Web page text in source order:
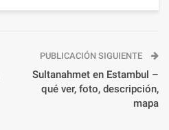
PUBLICACIÓN SIGUIENTE
Sultanahmet en Estambul –
qué ver, foto, descripción,
mapa